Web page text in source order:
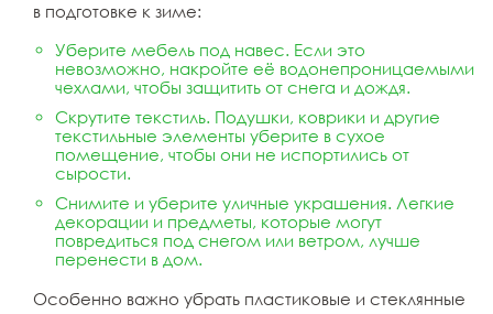
в подготовке к зиме:
Уберите мебель под навес. Если это
невозможно, накройте её водонепроницаемыми
чехлами, чтобы защитить от снега и дождя.
Скрутите текстиль. Подушки, коврики и другие
текстильные элементы уберите в сухое
помещение, чтобы они не испортились от
сырости.
Снимите и уберите уличные украшения. Легкие
декорации и предметы, которые могут
повредиться под снегом или ветром, лучше
перенести в дом.
Особенно важно убрать пластиковые и стеклянные